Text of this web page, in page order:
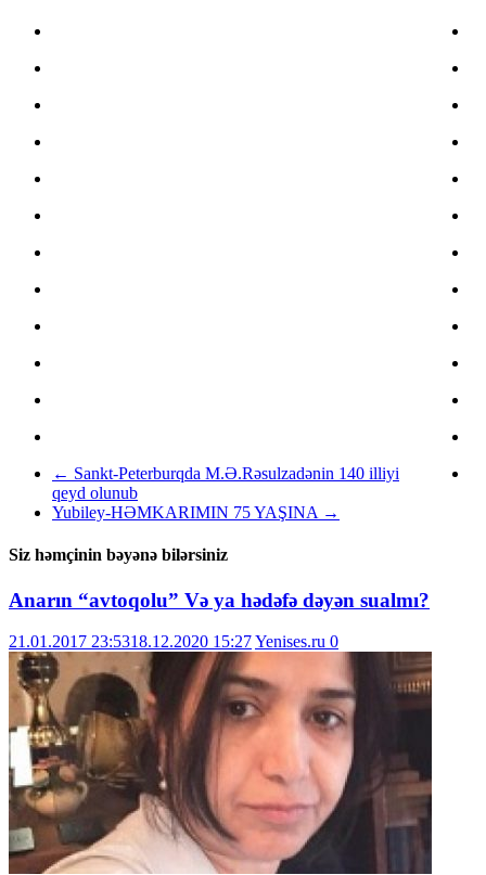
← Sankt-Peterburqda M.Ə.Rəsulzadənin 140 illiyi
qeyd olunub
Yubiley-HƏMKARIMIN 75 YAŞINA →
Siz həmçinin bəyənə bilərsiniz
Anarın “avtoqolu” Və ya hədəfə dəyən sualmı?
21.01.2017 23:5318.12.2020 15:27Yenises.ru 0